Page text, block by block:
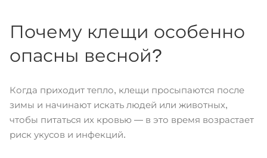
Почему клещи особенно
опасны весной?
Когда приходит тепло, клещи просыпаются после
зимы и начинают искать людей или животных,
чтобы питаться их кровью — в это время возрастает
риск укусов и инфекций.